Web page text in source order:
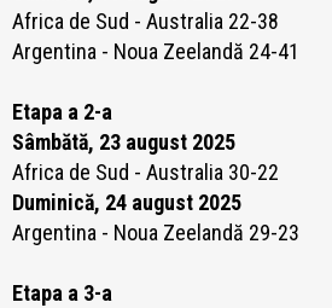
Africa de Sud - Australia 22-38
Argentina - Noua Zeelandă 24-41
Etapa a 2-a
Sâmbătă, 23 august 2025
Africa de Sud - Australia 30-22
Duminică, 24 august 2025
Argentina - Noua Zeelandă 29-23
Etapa a 3-a